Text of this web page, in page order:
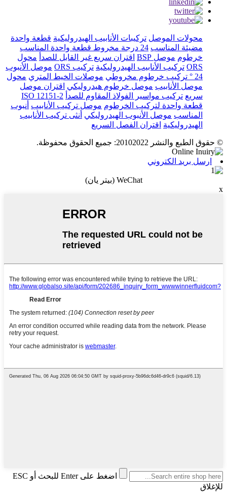
محولات الموصل تركيبات الأنابيب الهيدروليكية قطعة واحدة
مضيئة المناسب
24 درجة مخروط قطعة واحدة المناسب
خرطوم موصل BSP اقتران سريع غير القابل للصدأ محول
ORS تركيب الأنابيب الهيدروليكية تركيب ORS
موصل الأنبوب
24 ° تركيب خرطوم مخروطي
موصلات الخيط المتري محول
موصل الأنابيب موصل خرطوم هيدروليكي اقتران موصل
سريع تركيب مواسير الفولاذ المقاوم للصدأ ISO 12151-2
قطعة واحدة لتركيب الخرطوم موصل تركيب الأنابيب أنبوب
المناسب موصل الأنبوب الهيدروليكي أنثى تركيب الأنابيب
الهيدروليكية اقتران الفصل السريع
© حقوق الطبع والنشر 20102022: جميع الحقوق محفوظة.
ارسل بريد الكتروني
WeChat (بيتر يان)
x
اضغط على Enter للبحث أو ESC
للإغلاق